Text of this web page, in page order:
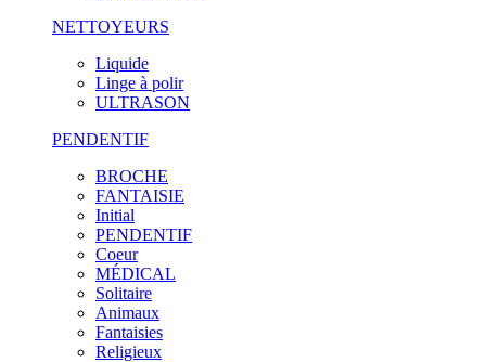
NETTOYEURS
Liquide
Linge à polir
ULTRASON
PENDENTIF
BROCHE
FANTAISIE
Initial
PENDENTIF
Coeur
MÉDICAL
Solitaire
Animaux
Fantaisies
Religieux